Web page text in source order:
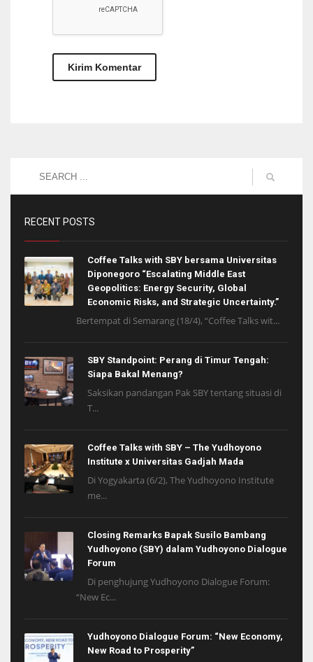
RECENT POSTS
Coffee Talks with SBY bersama Universitas
Diponegoro “Escalating Middle East
Geopolitics: Energy Security, Global
Economic Risks, and Strategic Uncertainty.”
Bertempat di Semarang (18/4), “Coffee Talks wit...
SBY Standpoint: Perang di Timur Tengah:
Siapa Bakal Menang?
Saksikan pandangan Pak SBY tentang situasi di
T...
Coffee Talks with SBY – The Yudhoyono
Institute x Universitas Gadjah Mada
Di Yogyakarta (6/2), The Yudhoyono Institute
me...
Closing Remarks Bapak Susilo Bambang
Yudhoyono (SBY) dalam Yudhoyono Dialogue
Forum
Di penghujung Yudhoyono Dialogue Forum:
“New Ec...
Yudhoyono Dialogue Forum: “New Economy,
New Road to Prosperity”